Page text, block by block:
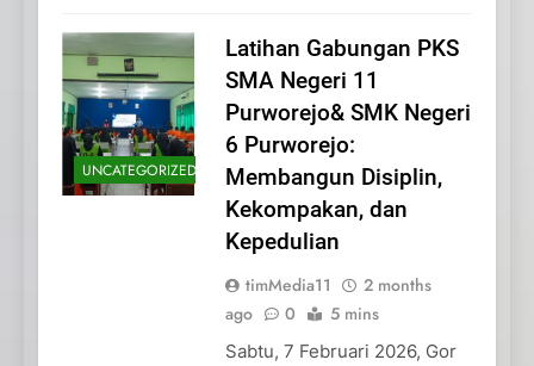
UNCATEGORIZED
Latihan Gabungan PKS
SMA Negeri 11
Purworejo& SMK Negeri
6 Purworejo:
Membangun Disiplin,
Kekompakan, dan
Kepedulian
timMedia11
2 months
ago
0 5 mins
Sabtu, 7 Februari 2026, Gor